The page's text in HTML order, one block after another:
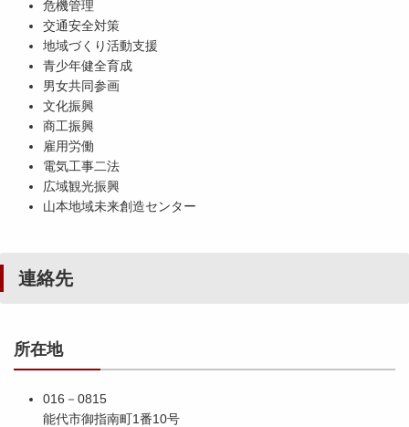
危機管理
交通安全対策
地域づくり活動支援
青少年健全育成
男女共同参画
文化振興
商工振興
雇用労働
電気工事二法
広域観光振興
山本地域未来創造センター
連絡先
所在地
016－0815
能代市御指南町1番10号